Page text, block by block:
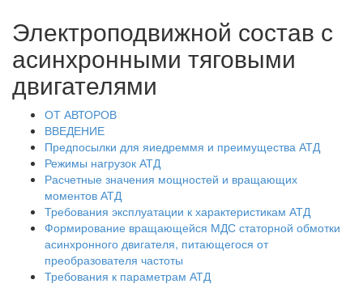
Электроподвижной состав с
асинхронными тяговыми
двигателями
ОТ АВТОРОВ
ВВЕДЕНИЕ
Предпосылки для яиедреммя и преимущества АТД
Режимы нагрузок АТД
Расчетные значения мощностей и вращающих
моментов АТД
Требования эксплуатации к характеристикам АТД
Формирование вращающейся МДС статорной обмотки
асинхронного двигателя, питающегося от
преобразователя частоты
Требования к параметрам АТД